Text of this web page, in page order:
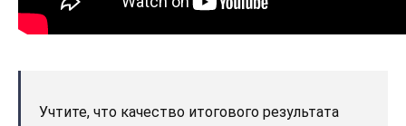
Учтите, что качество итогового результата